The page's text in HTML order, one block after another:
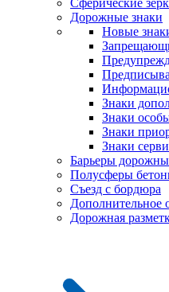
Сферические
Дорожные знаки
Новые
Знаки
Знаки
Знаки
Знаки
Барьеры
Полусферы
Съезд с бордюра
Дополнительное
Дорожная